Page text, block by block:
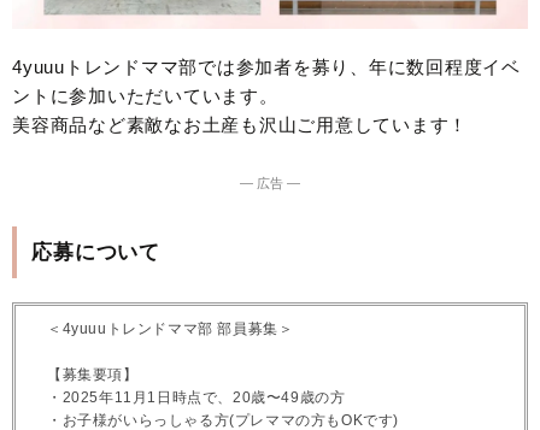
4yuuuトレンドママ部では参加者を募り、年に数回程度イベ
ントに参加いただいています。
美容商品など素敵なお土産も沢山ご用意しています！
― 広告 ―
応募について
＜4yuuuトレンドママ部 部員募集＞
【募集要項】
・2025年11月1日時点で、20歳〜49歳の方
・お子様がいらっしゃる方(プレママの方もOKです)